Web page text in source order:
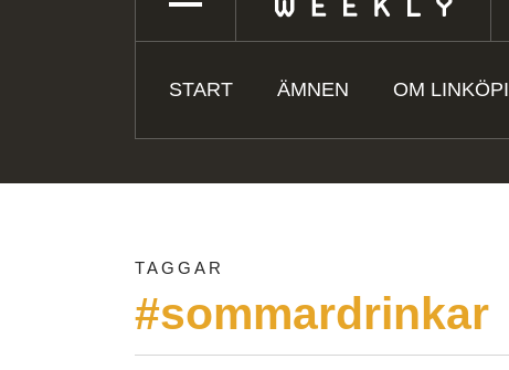
START ÄMNEN OM
TAGGAR
#sommardrinkar